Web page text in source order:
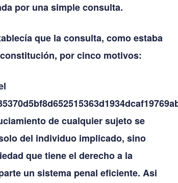
por una simple consulta.
que la consulta, como estaba
por cinco motivos:
de cualquier sujeto se
del individuo implicado, sino
que tiene el derecho a la
un sistema penal eficiente. Asi